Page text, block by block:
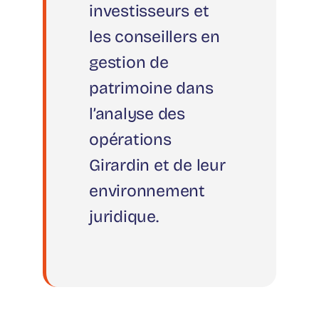
investisseurs et
les conseillers en
gestion de
patrimoine dans
l’analyse des
opérations
Girardin et de leur
environnement
juridique.